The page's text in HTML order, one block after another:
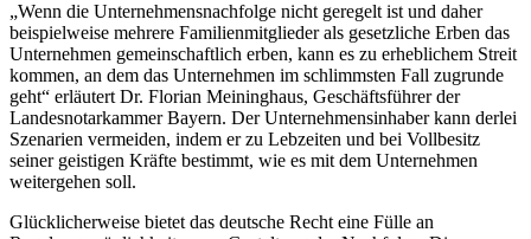
„Wenn die Unternehmensnachfolge nicht geregelt ist und daher
beispielweise mehrere Familienmitglieder als gesetzliche Erben das
Unternehmen gemeinschaftlich erben, kann es zu erheblichem Streit
kommen, an dem das Unternehmen im schlimmsten Fall zugrunde
geht“ erläutert Dr. Florian Meininghaus, Geschäftsführer der
Landesnotarkammer Bayern. Der Unternehmensinhaber kann derlei
Szenarien vermeiden, indem er zu Lebzeiten und bei Vollbesitz
seiner geistigen Kräfte bestimmt, wie es mit dem Unternehmen
weitergehen soll.
Glücklicherweise bietet das deutsche Recht eine Fülle an